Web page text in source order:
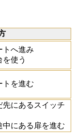
トへ進み
使う
トを進む
先にあるスイッチ
にある扉を進む